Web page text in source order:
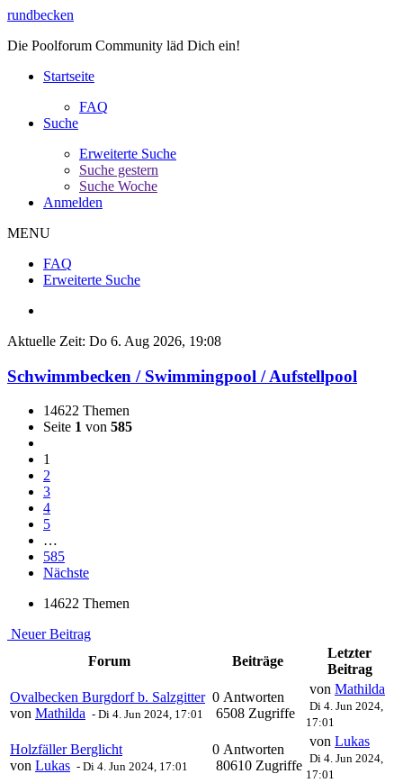
rundbecken
Die Poolforum Community läd Dich ein!
Startseite
FAQ
Suche
Erweiterte Suche
Suche gestern
Suche Woche
Anmelden
MENU
FAQ
Erweiterte Suche
Aktuelle Zeit: Do 6. Aug 2026, 19:08
Schwimmbecken / Swimmingpool / Aufstellpool
14622 Themen
Seite 1 von 585
1
2
3
4
5
…
585
Nächste
14622 Themen
Neuer Beitrag
Forum
Beiträge
Letzter
Beitrag
Ovalbecken Burgdorf b. Salzgitter
von Mathilda - Di 4. Jun 2024, 17:01
0 Antworten
6508 Zugriffe
von Mathilda
Di 4. Jun 2024,
17:01
Holzfäller Berglicht
von Lukas - Di 4. Jun 2024, 17:01
0 Antworten
80610 Zugriffe
von Lukas
Di 4. Jun 2024,
17:01